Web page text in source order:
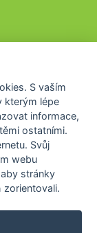
. S vaším
kterým lépe
informace,
ostatními.
Svůj
webu
stránky
zorientovali.